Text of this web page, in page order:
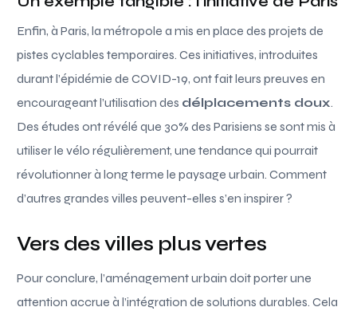
Enfin, à Paris, la métropole a mis en place des projets de
pistes cyclables temporaires. Ces initiatives, introduites
durant l’épidémie de COVID-19, ont fait leurs preuves en
encourageant l’utilisation des délplacements doux.
Des études ont révélé que 30% des Parisiens se sont mis à
utiliser le vélo régulièrement, une tendance qui pourrait
révolutionner à long terme le paysage urbain. Comment
d’autres grandes villes peuvent-elles s’en inspirer ?
Vers des villes plus vertes
Pour conclure, l’aménagement urbain doit porter une
attention accrue à l’intégration de solutions durables. Cela